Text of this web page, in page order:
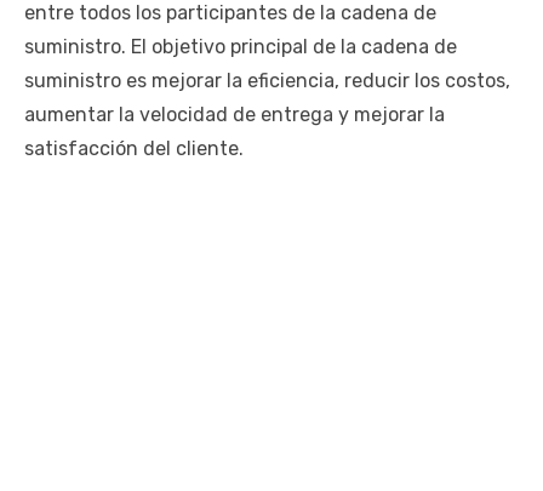
entre todos los participantes de la cadena de
suministro. El objetivo principal de la cadena de
suministro es mejorar la eficiencia, reducir los costos,
aumentar la velocidad de entrega y mejorar la
satisfacción del cliente.